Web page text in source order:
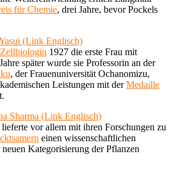
für Chemie, drei Jahre, bevor Pockels
(Link Englisch)
Zellbiologin 1927 die erste Frau mit
später wurde sie Professorin an der
, der Frauenuniversität Ochanomizu,
Leistungen mit derMedaille
Sharma (Link Englisch)
lieferte vor allem mit ihren Forschungen zu
einen wissenschaftlichen
Kategorisierung der Pflanzen